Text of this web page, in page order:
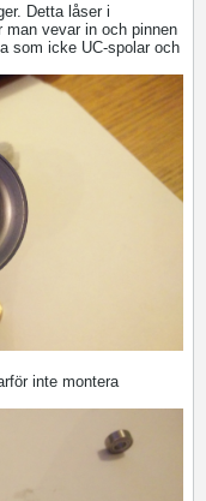
Detta låser i
man vevar in och pinnen
som icke UC-spolar och
inte montera